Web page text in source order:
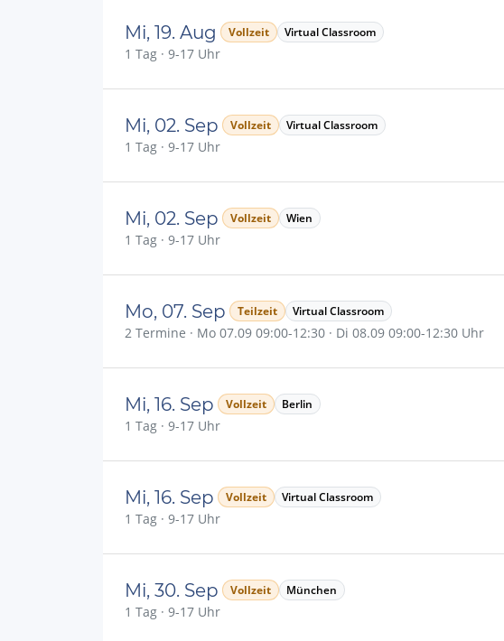
Mi, 19. Aug Vollzeit Virtual Classroom
1 Tag · 9-17 Uhr
Mi, 02. Sep Vollzeit Virtual Classroom
1 Tag · 9-17 Uhr
Mi, 02. Sep Vollzeit Wien
1 Tag · 9-17 Uhr
Mo, 07. Sep Teilzeit Virtual Classroom
2 Termine · Mo 07.09 09:00-12:30 · Di 08.09 09:00-12:30 Uhr
Mi, 16. Sep Vollzeit Berlin
1 Tag · 9-17 Uhr
Mi, 16. Sep Vollzeit Virtual Classroom
1 Tag · 9-17 Uhr
Mi, 30. Sep Vollzeit München
1 Tag · 9-17 Uhr